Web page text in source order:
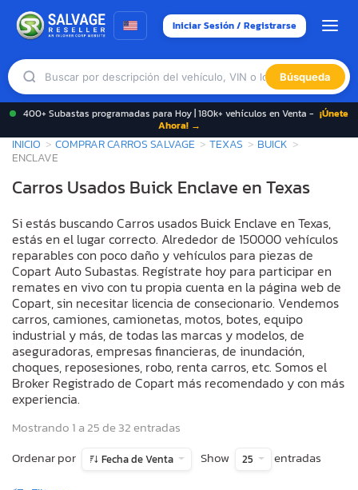
Iniciar Sesión / Registrarse
Búsqueda
400+ Subastas programadas para Hoy | 180k+ vehículos en Venta - ¡Únete
Ahora! →
INICIO COMPRAR CARROS SALVAGE TEXAS
BUICK
ENCLAVE
Carros Usados Buick Enclave en Texas
Si estás buscando Carros usados Buick Enclave en Texas,
estás en el lugar correcto. Alrededor de 150000 vehículos
reparables con poco daño y vehículos para piezas de
Copart Auto Subastas. Regístrate hoy para participar en
remates en vivo con tu propia cuenta en la página web de
Copart, sin necesitar licencia de consecionario. Vendemos
carros, camiones, camionetas, motos, botes, equipo
industrial y más, de todas las marcas y modelos, de
aseguradoras, empresas financieras, de inundación,
choques, reposesiones, robo, renta carros, etc. Somos el
Broker Registrado de Copart más recomendado y con más
experiencia.
Mostrando 1 a 25 de 32 entradas
Ordenar por
Fecha de Venta Show 25 entradas